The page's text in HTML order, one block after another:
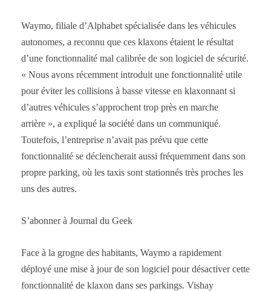
Waymo, filiale d’Alphabet spécialisée dans les véhicules
autonomes, a reconnu que ces klaxons étaient le résultat
d’une fonctionnalité mal calibrée de son logiciel de sécurité.
« Nous avons récemment introduit une fonctionnalité utile
pour éviter les collisions à basse vitesse en klaxonnant si
d’autres véhicules s’approchent trop près en marche
arrière », a expliqué la société dans un communiqué.
Toutefois, l’entreprise n’avait pas prévu que cette
fonctionnalité se déclencherait aussi fréquemment dans son
propre parking, où les taxis sont stationnés très proches les
uns des autres.
S’abonner à Journal du Geek
Face à la grogne des habitants, Waymo a rapidement
déployé une mise à jour de son logiciel pour désactiver cette
fonctionnalité de klaxon dans ses parkings. Vishay